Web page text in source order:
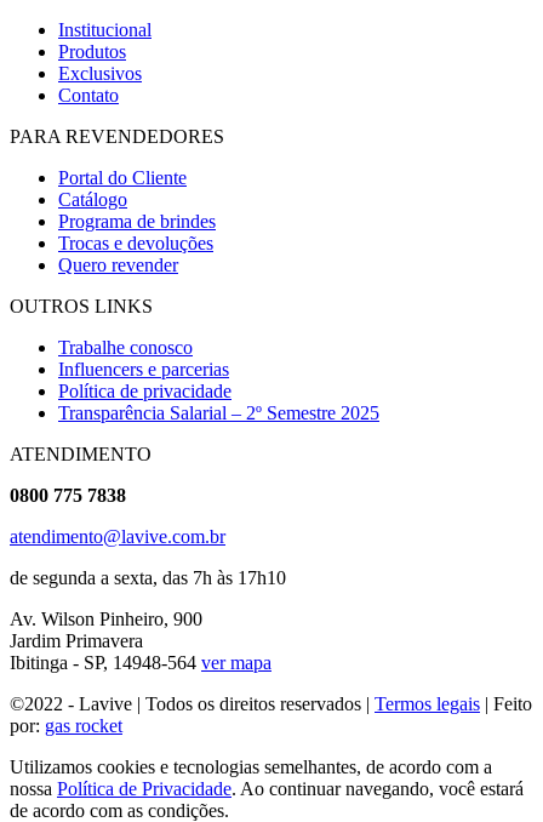
Institucional
Produtos
Exclusivos
Contato
PARA REVENDEDORES
Portal do Cliente
Catálogo
Programa de brindes
Trocas e devoluções
Quero revender
OUTROS LINKS
Trabalhe conosco
Influencers e parcerias
Política de privacidade
Transparência Salarial – 2º Semestre 2025
ATENDIMENTO
0800 775 7838
atendimento@lavive.com.br
de segunda a sexta, das 7h às 17h10
Av. Wilson Pinheiro, 900
Jardim Primavera
Ibitinga - SP, 14948-564 ver mapa
©2022 - Lavive | Todos os direitos reservados | Termos legais | Feito
por: gas rocket
Utilizamos cookies e tecnologias semelhantes, de acordo com a
nossa Política de Privacidade. Ao continuar navegando, você estará
de acordo com as condições.